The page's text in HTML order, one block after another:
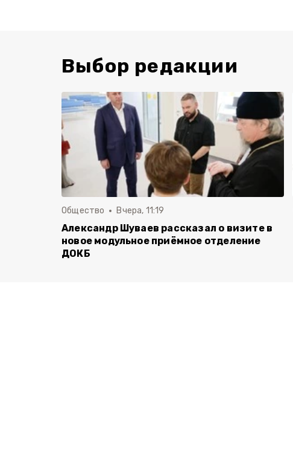
Выбор редакции
Общество Вчера, 11:19
Александр Шуваев рассказал о визите в
новое модульное приёмное отделение
ДОКБ